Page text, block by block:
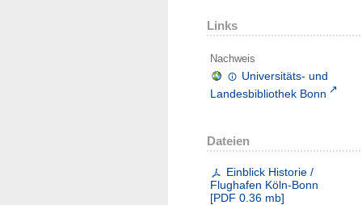
Links
Nachweis
Universitäts- und
Landesbibliothek Bonn
Dateien
Einblick Historie /
Flughafen Köln-Bonn
[PDF 0.36 mb]